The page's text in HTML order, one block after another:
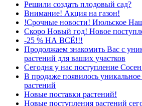
Решили создать плодовый сад?
Внимание! Акция на газон!
!Срочные новости! Июльское
Скоро Новый год! Новое
-25 % НА ВСЁ!!!
Продолжаем знакомить Вас с
растений для ваших участков
Сегодня у нас поступление
В продаже появилось
растений
Новые поставки растений!
Новые поступления растений